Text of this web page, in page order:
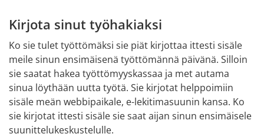
Kirjota sinut työhakiaksi
Ko sie tulet työttömäksi sie piät kirjottaa ittesti sisäle
meile sinun ensimäisenä työttömännä päivänä. Silloin
sie saatat hakea työttömyyskassaa ja met autama
sinua löythään uutta työtä. Sie kirjotat helppoimiin
sisäle meän webbipaikale, e-lekitimasuunin kansa. Ko
sie kirjotat ittesti sisäle sie saat aijan sinun ensimäisele
suunittelukeskustelulle.